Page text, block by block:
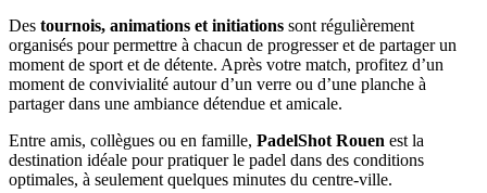
Des tournois, animations et initiations sont régulièrement
organisés pour permettre à chacun de progresser et de partager un
moment de sport et de détente. Après votre match, profitez d’un
moment de convivialité autour d’un verre ou d’une planche à
partager dans une ambiance détendue et amicale.
Entre amis, collègues ou en famille, PadelShot Rouen est la
destination idéale pour pratiquer le padel dans des conditions
optimales, à seulement quelques minutes du centre-ville.